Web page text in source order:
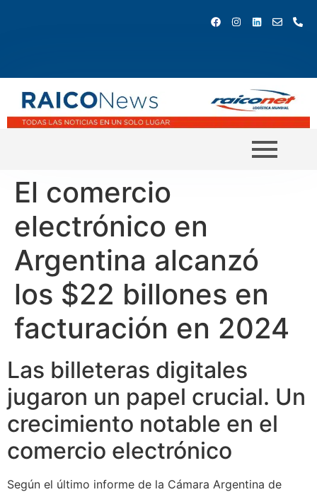
El comercio
electrónico en
Argentina alcanzó
los $22 billones en
facturación en 2024
Las billeteras digitales
jugaron un papel crucial. Un
crecimiento notable en el
comercio electrónico
Según el último informe de la Cámara Argentina de